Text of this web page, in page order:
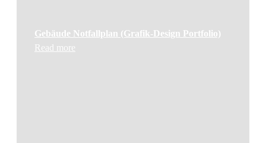
Gebäude Notfallplan (Grafik-Design Portfolio)
Read more